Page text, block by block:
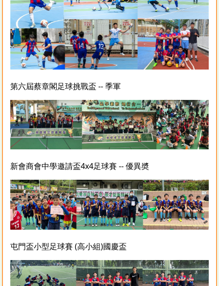
第六屆蔡章閣足球挑戰盃 -- 季軍
新會商會中學邀請盃4x4足球賽 -- 優異奬
屯門盃小型足球賽 (高小組)國慶盃